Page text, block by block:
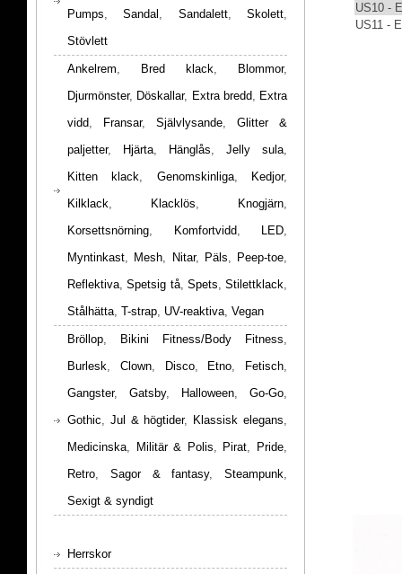
US10 -
US11 -
Pumps,Sandal , Sandalett,Skolett,
Stövlett
Ankelrem, Bred klack, Blommor,
Djurmönster, Döskallar, Extra bredd, Extra
vidd, Fransar, Självlysande, Glitter &
paljetter, Hjärta, Hänglås, Jelly sula,
Kitten klack, Genomskinliga, Kedjor,
Kilklack, Klacklös, Knogjärn,
Korsettsnörning, Komfortvidd, LED,
Myntinkast, Mesh, Nitar, Päls, Peep-toe,
Reflektiva,Spetsig tå, Spets, Stilettklack,
Stålhätta, T-strap, UV-reaktiva, Vegan
Bröllop, Bikini Fitness/Body Fitness,
Burlesk, Clown, Disco, Etno, Fetisch,
Gangster, Gatsby, Halloween, Go-Go,
Gothic, Jul & högtider, Klassisk elegans,
Medicinska, Militär & Polis, Pirat, Pride,
Retro, Sagor & fantasy, Steampunk,
Sexigt & syndigt
Herrskor